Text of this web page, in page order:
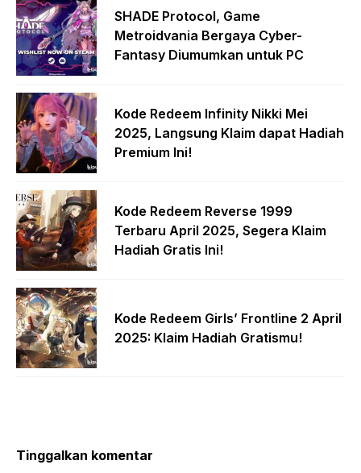
SHADE Protocol, Game
Metroidvania Bergaya Cyber-
Fantasy Diumumkan untuk PC
Kode Redeem Infinity Nikki Mei
2025, Langsung Klaim dapat Hadiah
Premium Ini!
Kode Redeem Reverse 1999
Terbaru April 2025, Segera Klaim
Hadiah Gratis Ini!
Kode Redeem Girls’ Frontline 2 April
2025: Klaim Hadiah Gratismu!
Tinggalkan komentar